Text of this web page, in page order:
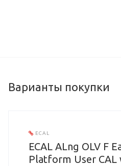
Варианты покупки
ECAL
ECAL ALng OLV F
Platform User CAL